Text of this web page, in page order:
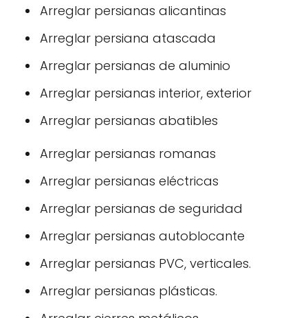
Arreglar persianas alicantinas
Arreglar persiana atascada
Arreglar persianas de aluminio
Arreglar persianas interior, exterior
Arreglar persianas abatibles
Arreglar persianas romanas
Arreglar persianas eléctricas
Arreglar persianas de seguridad
Arreglar persianas autoblocante
Arreglar persianas PVC, verticales.
Arreglar persianas plásticas.